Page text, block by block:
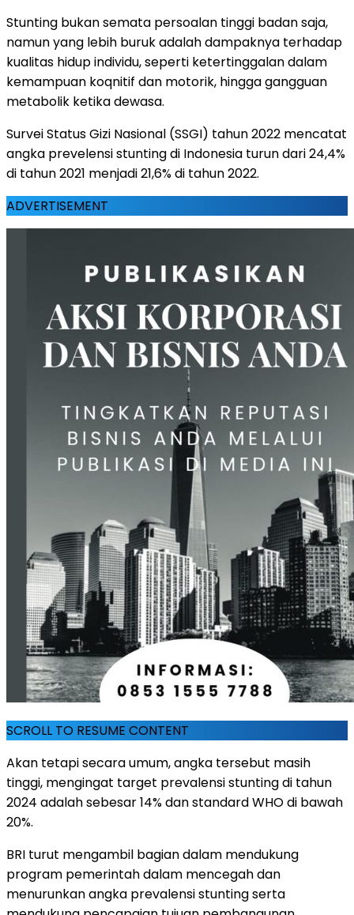
Stunting bukan semata persoalan tinggi badan saja,
namun yang lebih buruk adalah dampaknya terhadap
kualitas hidup individu, seperti ketertinggalan dalam
kemampuan koqnitif dan motorik, hingga gangguan
metabolik ketika dewasa.
Survei Status Gizi Nasional (SSGI) tahun 2022 mencatat
angka prevelensi stunting di Indonesia turun dari 24,4%
di tahun 2021 menjadi 21,6% di tahun 2022.
ADVERTISEMENT
SCROLL TO RESUME CONTENT
Akan tetapi secara umum, angka tersebut masih
tinggi, mengingat target prevalensi stunting di tahun
2024 adalah sebesar 14% dan standard WHO di bawah
20%.
BRI turut mengambil bagian dalam mendukung
program pemerintah dalam mencegah dan
menurunkan angka prevalensi stunting serta